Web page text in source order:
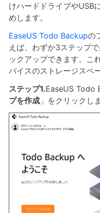
けハードドライブやUSB
めします。
EaseUS Todo Backupの
えば、わずか3ステップ
ックアップできます。こ
バイスのストレージスペ
ステップ1.EaseUS Todo
プを作成」をクリックしま